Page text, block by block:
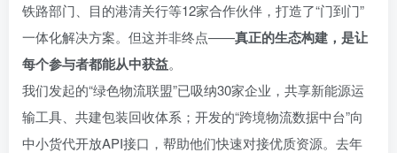
铁路部门、目的港清关行等12家合作伙伴，打造了“门到门”
一体化解决方案。但这并非终点——真正的生态构建，是让
每个参与者都能从中获益。
我们发起的“绿色物流联盟”已吸纳30家企业，共享新能源运
输工具、共建包装回收体系；开发的“跨境物流数据中台”向
中小货代开放API接口，帮助他们快速对接优质资源。去年